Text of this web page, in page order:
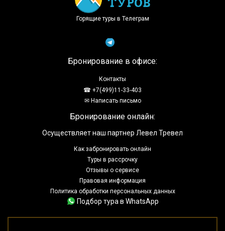
Горящие туры в Телеграм
Бронирование в офисе:
Контакты
☎ +7(499)11-33-403
✉ Написать письмо
Бронирование онлайн:
Осуществляет наш партнер Левел Тревел
Как забронировать онлайн
Туры в рассрочку
Отзывы о сервисе
Правовая информация
Политика обработки персональных данных
Подбор тура в WhatsApp